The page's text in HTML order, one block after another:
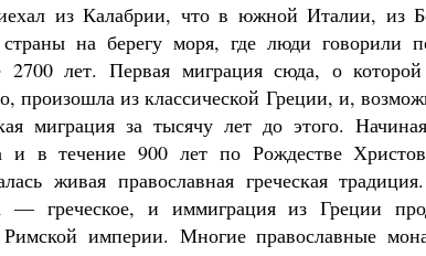
из Калабрии, что в южной Италии, из
на берегу моря, где люди говорили
2700 лет. Первая миграция сюда, о
произошла из классической Греции, и,
миграция за тысячу лет до этого.
и в течение 900 лет по Рождестве
живая православная греческая
— греческое, и иммиграция из Греции
империи. Многие православные
Как найти своё
Кирилл